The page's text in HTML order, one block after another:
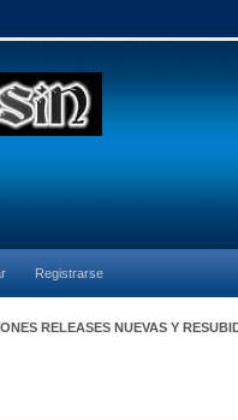
Registrarse
RELEASES NUEVAS Y